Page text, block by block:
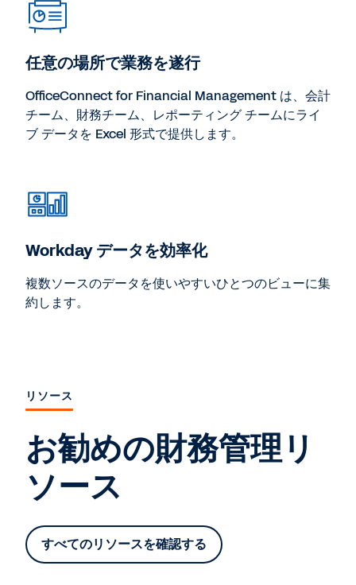
任意の場所で業務を遂行
OfficeConnect for Financial Management は、会計
チーム、財務チーム、レポーティング チームにライ
ブ データを Excel 形式で提供します。
Workday データを効率化
複数ソースのデータを使いやすいひとつのビューに集
約します。
リソース
お勧めの財務管理リ
ソース
すべてのリソースを確認する